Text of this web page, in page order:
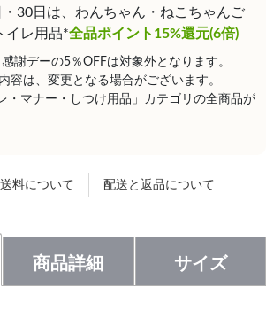
30日は、わんちゃん・ねこちゃんご
イレ用品*全品ポイント15%還元(6倍)
謝デーの5％OFFは対象外となります。
容は、変更となる場合がございます。
・マナー・しつけ用品」カテゴリの全商品が
送料について 配送と返品について
商品詳細 サイズ